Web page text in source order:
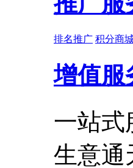
排名推广 积分商
增值服
一站式
生意通